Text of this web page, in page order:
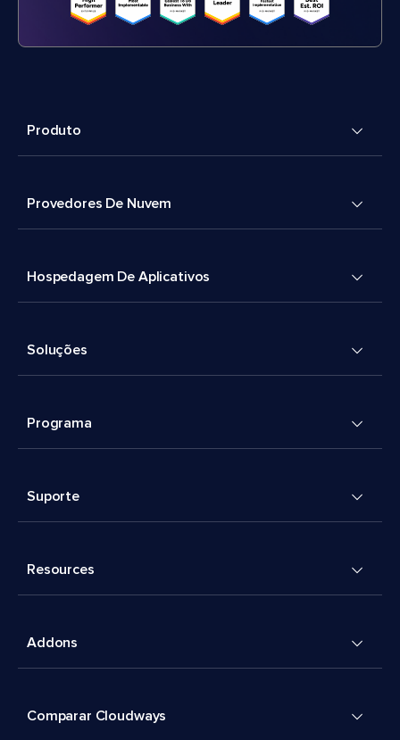
Produto
Provedores De Nuvem
Hospedagem De Aplicativos
Soluções
Programa
Suporte
Resources
Addons
Comparar Cloudways